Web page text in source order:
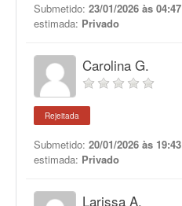
Submetido: 23/01/2026 às 04:47
estimada: Privado
Carolina G.
Rejeitada
Submetido: 20/01/2026 às 19:43
estimada: Privado
Larissa A.